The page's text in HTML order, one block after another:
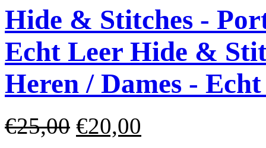
Hide & Stitches -
Echt Leer Hide &
Heren / Dames -
€25,00 €20,00